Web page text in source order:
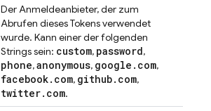
Der Anmeldeanbieter, der zum
Abrufen dieses Tokens verwendet
wurde. Kann einer der folgenden
Strings sein: custom, password,
phone,anonymous, google . com,
facebook. com, github. com,
twitter. com.